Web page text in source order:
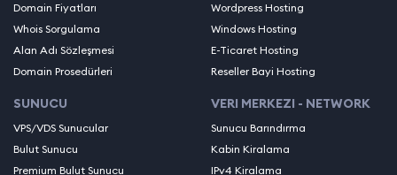
Domain Fiyatları
Whois Sorgulama
Alan Adı Sözleşmesi
Domain Prosedürleri
Wordpress Hosting
Windows Hosting
E-Ticaret Hosting
Reseller Bayi Hosting
SUNUCU
VPS/VDS Sunucular
Bulut Sunucu
Premium Bulut Sunucu
VERI MERKEZI - NETWORK
Sunucu Barındırma
Kabin Kiralama
IPv4 Kiralama